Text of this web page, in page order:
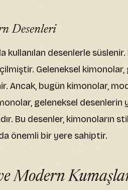
Desenleri
kullanılan desenlerle
Geleneksel
Ancak, bugün kimonolar,
geleneksel desenlerin
Bu desenler, kimonoların
önemli bir yere sahiptir.
Modern